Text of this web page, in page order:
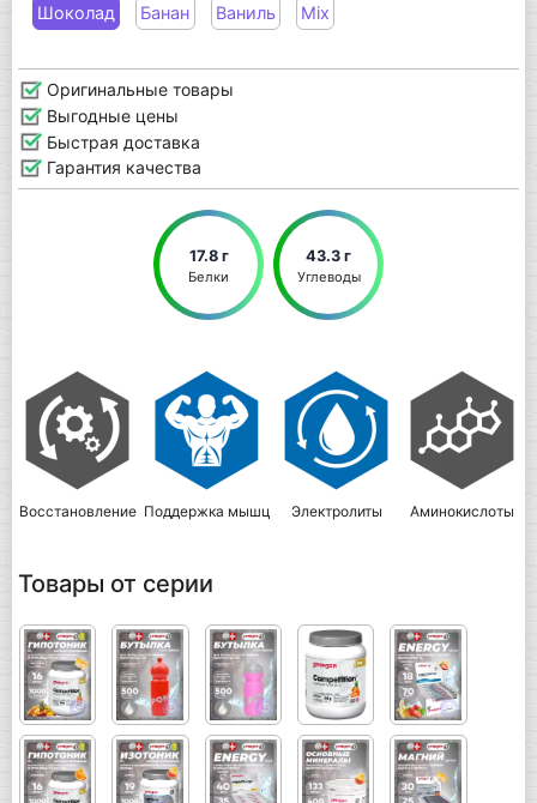
Шоколад Банан Ваниль Mix
Оригинальные товары
Выгодные цены
Быстрая доставка
Гарантия качества
17.8 г
Белки
43.3 г
Углеводы
Восстановление Поддержка мышц Электролиты Аминокислоты
Товары от серии